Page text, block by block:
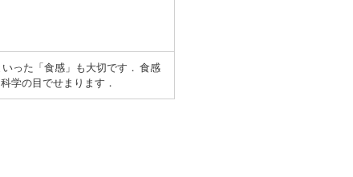
った「食感」も大切です． 食感
学の目でせまります．